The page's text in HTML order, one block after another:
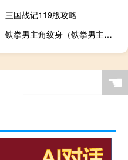
三国战记119版攻略
铁拳男主角纹身（铁拳男主角）
☚